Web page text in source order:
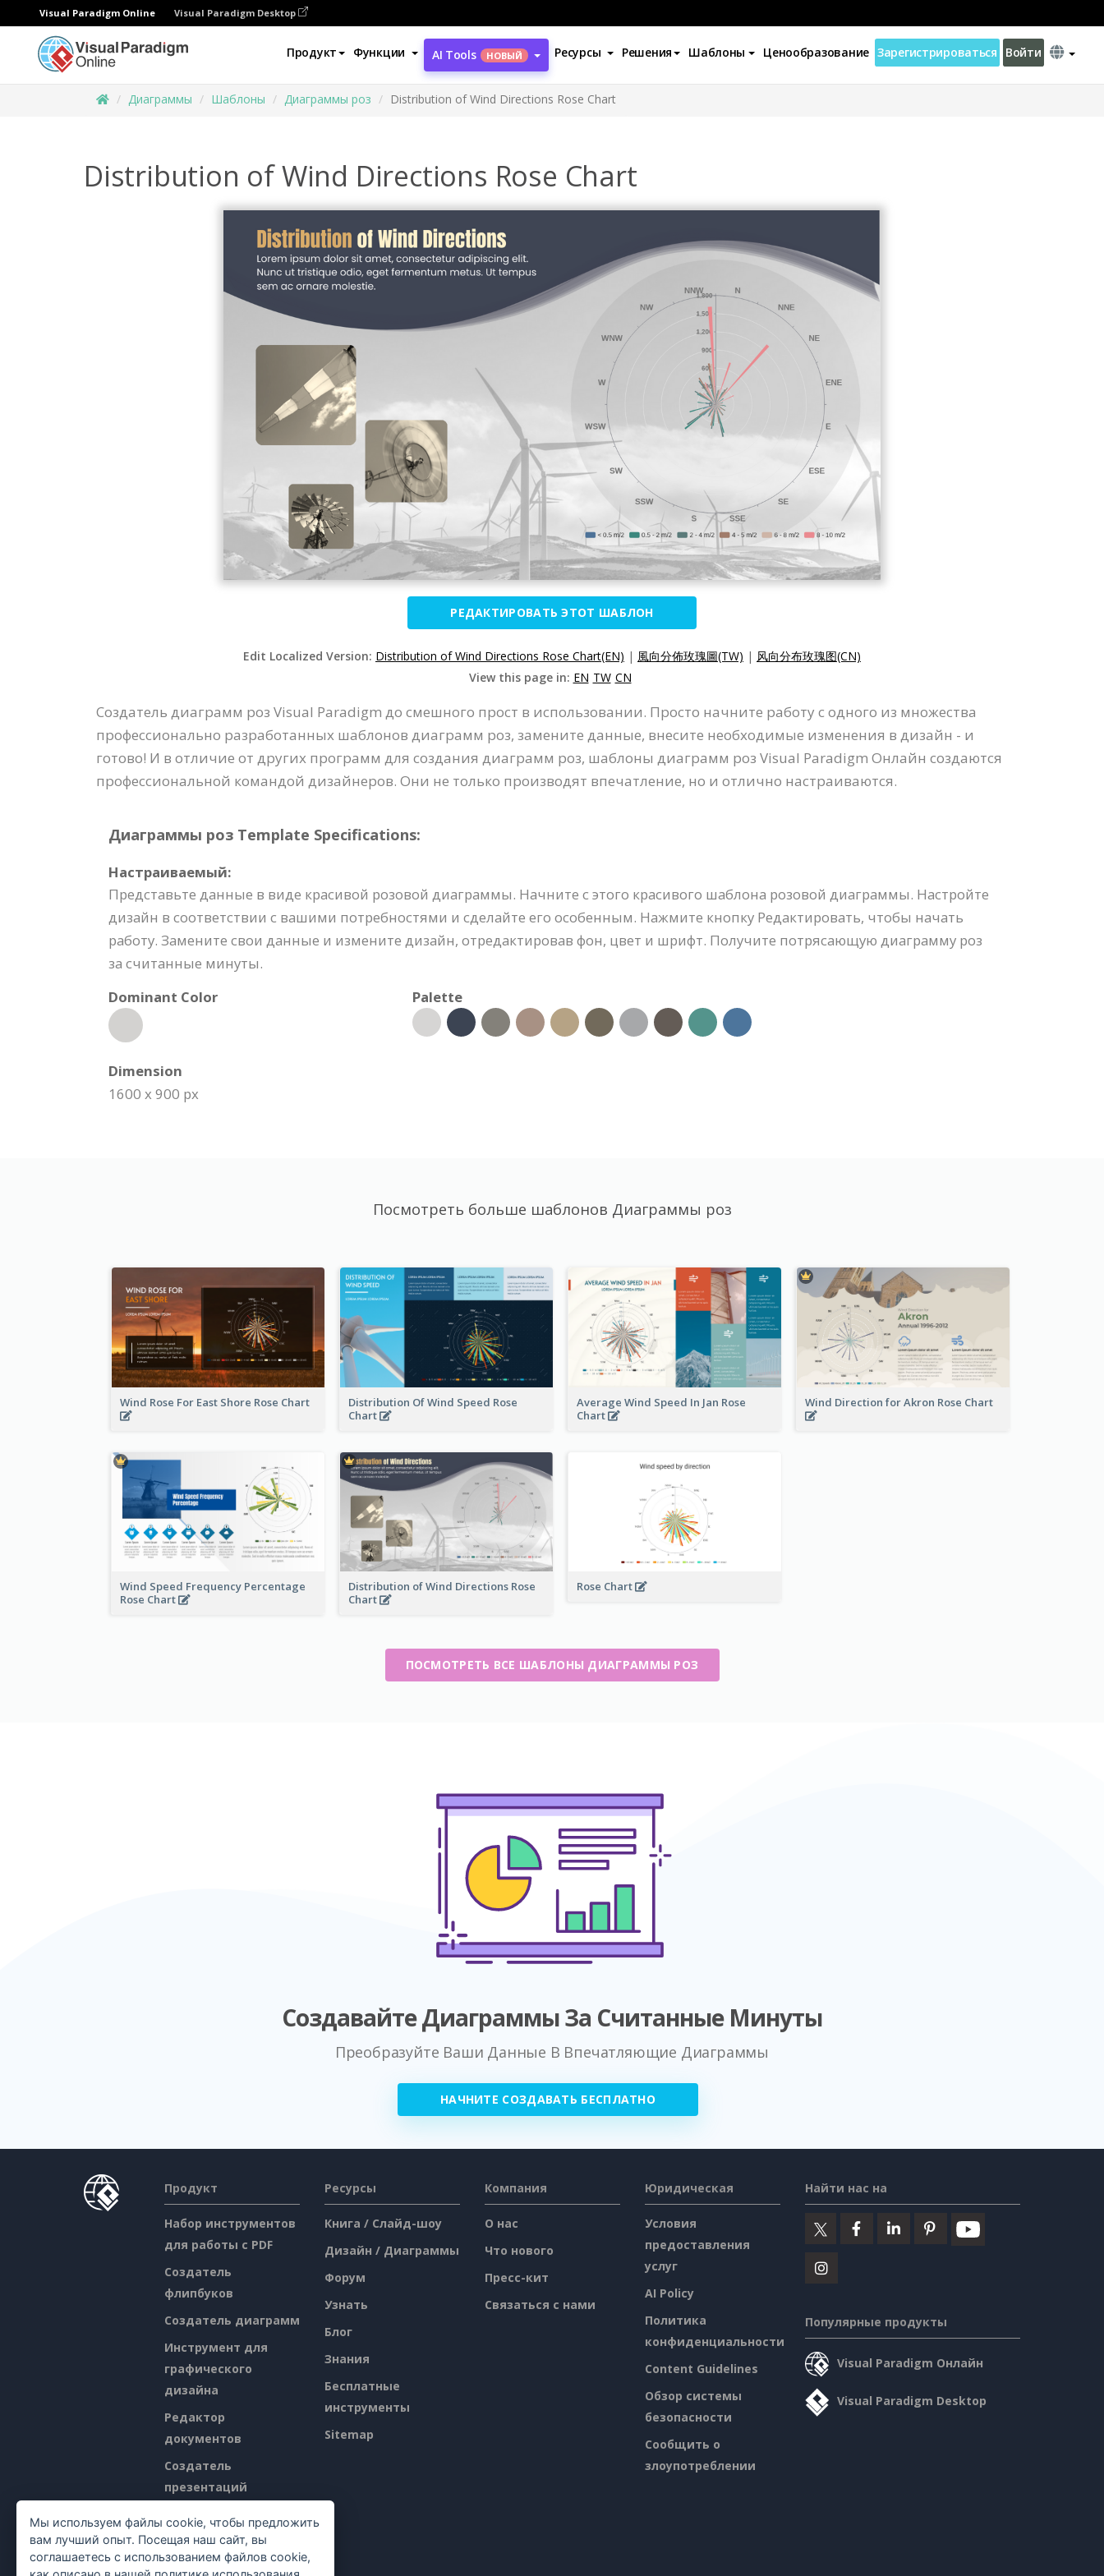
Visual Paradigm Online Visual Paradigm Desktop
Продукт Функции AI Tools НОВЫЙ Ресурсы Решения Шаблоны Ценообразование Зарегистрироваться Войти
Диаграммы Шаблоны Диаграммы роз Distribution of Wind Directions Rose Chart
Distribution of Wind Directions Rose Chart
РЕДАКТИРОВАТЬ ЭТОТ ШАБЛОН
Edit Localized Version: Distribution of Wind Directions Rose Chart(EN) | 風向分佈玫瑰圖(TW) | 风向分布玫瑰图(CN)
View this page in: EN TW CN
Создатель диаграмм роз Visual Paradigm до смешного прост в использовании. Просто начните работу с одного из множества
профессионально разработанных шаблонов диаграмм роз, замените данные, внесите необходимые изменения в дизайн - и
готово! И в отличие от других программ для создания диаграмм роз, шаблоны диаграмм роз Visual Paradigm Онлайн создаются
профессиональной командой дизайнеров. Они не только производят впечатление, но и отлично настраиваются.
Диаграммы роз Template Specifications:
Настраиваемый:
Представьте данные в виде красивой розовой диаграммы. Начните с этого красивого шаблона розовой диаграммы. Настройте
дизайн в соответствии с вашими потребностями и сделайте его особенным. Нажмите кнопку Редактировать, чтобы начать
работу. Замените свои данные и измените дизайн, отредактировав фон, цвет и шрифт. Получите потрясающую диаграмму роз
за считанные минуты.
Dominant Color
Palette
Dimension
1600 x 900 px
Посмотреть больше шаблонов Диаграммы роз
Wind Rose For East Shore Rose Chart
Distribution Of Wind Speed Rose
Chart
Average Wind Speed In Jan Rose
Chart
Wind Direction for Akron Rose Chart
Wind Speed Frequency Percentage
Rose Chart
Distribution of Wind Directions Rose
Chart
Rose Chart
ПОСМОТРЕТЬ ВСЕ ШАБЛОНЫ ДИАГРАММЫ РОЗ
Создавайте Диаграммы За Считанные Минуты
Преобразуйте Ваши Данные В Впечатляющие Диаграммы
НАЧНИТЕ СОЗДАВАТЬ БЕСПЛАТНО
Продукт
Набор инструментов
для работы с PDF
Создатель
флипбуков
Создатель диаграмм
Инструмент для
графического
дизайна
Редактор
документов
Создатель
презентаций
Редактор
электронных таблиц
Ценообразование
Ресурсы
Книга / Слайд-шоу
Дизайн / Диаграммы
Форум
Узнать
Блог
Знания
Бесплатные
инструменты
Sitemap
Компания
О нас
Что нового
Пресс-кит
Связаться с нами
Юридическая
Условия
предоставления
услуг
AI Policy
Политика
конфиденциальности
Content Guidelines
Обзор системы
безопасности
Сообщить о
злоупотреблении
Найти нас на
Популярные продукты
Visual Paradigm Онлайн
Visual Paradigm Desktop
Мы используем файлы cookie, чтобы предложить
вам лучший опыт. Посещая наш сайт, вы
соглашаетесь с использованием файлов cookie,